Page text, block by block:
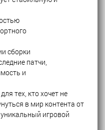
сборки
патчи,
и
тех, кто хочет не
в мир контента от
игровой